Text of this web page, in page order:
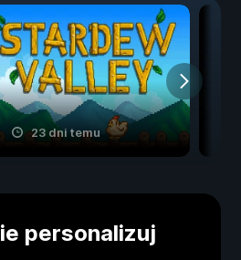
23 dni temu
personalizuj